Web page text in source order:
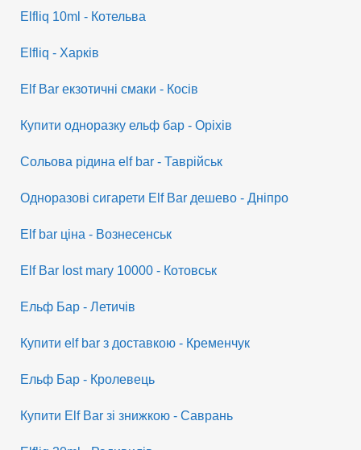
Elfliq 10ml - Котельва
Elfliq - Харків
Elf Bar екзотичні смаки - Косів
Купити одноразку ельф бар - Оріхів
Сольова рідина elf bar - Таврійськ
Одноразові сигарети Elf Bar дешево - Дніпро
Elf bar ціна - Вознесенськ
Elf Bar lost mary 10000 - Котовськ
Ельф Бар - Летичів
Купити elf bar з доставкою - Кременчук
Ельф Бар - Кролевець
Купити Elf Bar зі знижкою - Саврань